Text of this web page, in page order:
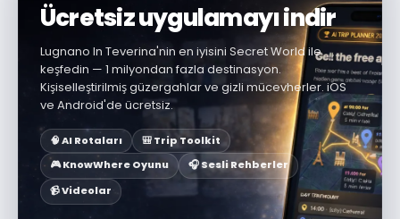
Ücretsiz uygulamayı indir
Lugnano In Teverina'nin en iyisini Secret World ile
keşfedin — 1 milyondan fazla destinasyon.
Kişiselleştirilmiş güzergahlar ve gizli mücevherler. iOS
ve Android'de ücretsiz.
🧠 AI Rotaları
🎒 Trip Toolkit
🎮 KnowWhere Oyunu
🎧 Sesli Rehberler
📹 Videolar